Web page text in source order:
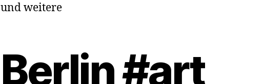
und weitere
Berlin #art